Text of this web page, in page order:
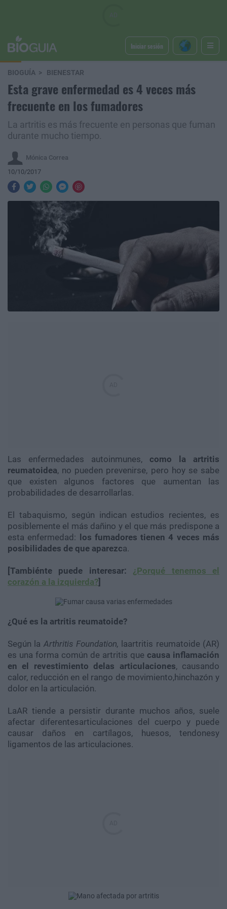
Iniciar sesión
BIOGUÍA BIENESTAR
Esta grave enfermedad es 4 veces más
frecuente en los fumadores
La artritis es más frecuente en personas que fuman
durante mucho tiempo.
Mónica Correa
10/10/2017
Las enfermedades autoinmunes, como la artritis
reumatoidea, no pueden prevenirse, pero hoy se sabe
que existen algunos factores que aumentan las
probabilidades de desarrollarlas.
El tabaquismo, según indican estudios recientes, es
posiblemente el más dañino y el que más predispone a
esta enfermedad:
los fumadores tienen 4 veces más
posibilidades de que aparezca.
[Tambiénte puede interesar:
¿Porqué tenemos el
corazón a la izquierda?]
¿Qué es la artritis reumatoide?
Según la Arthritis Foundation, aartritis reumatoide (AR)
es una forma común de artritis que causa inflamación
en el revestimiento delas articulaciones, causando
calor, reducción en el rango de movimiento,hinchazón y
dolor en la articulación.
LaAR tiende a persistir durante muchos años, suele
afectar diferentesarticulaciones del cuerpo y puede
causar daños en cartílagos, huesos, tendonesy
ligamentos de las articulaciones.